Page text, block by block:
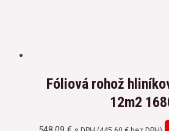
Fóliová rohož
12m2